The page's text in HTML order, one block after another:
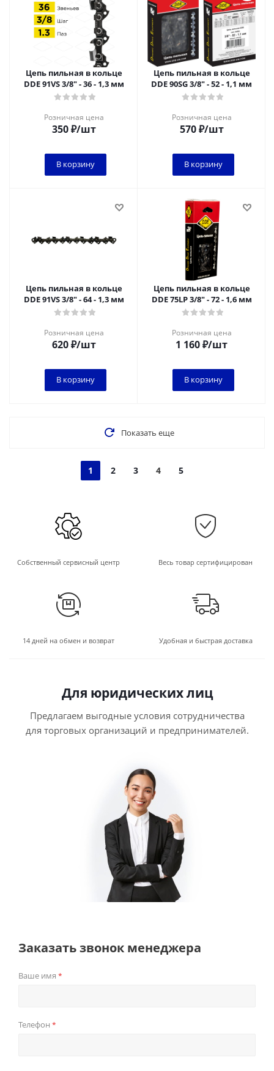
Цепь пильная в кольце
DDE 91VS 3/8" - 36 - 1,3 мм
Розничная цена
350₽/шт
В корзину
Цепь пильная в кольце
DDE 90SG 3/8" - 52 - 1,1 мм
Розничная цена
570₽/шт
В корзину
Цепь пильная в кольце
DDE 91VS 3/8" - 64 - 1,3 мм
Розничная цена
620₽/шт
В корзину
Цепь пильная в кольце
DDE 75LP 3/8" - 72 - 1,6 мм
Розничная цена
1 160₽/шт
В корзину
Показать еще
1 2 3 4 5
Собственный сервисный центр Весь товар сертифицирован
14 дней на обмен и возврат Удобная и быстрая доставка
Для юридических лиц
Предлагаем выгодные условия сотрудничества
для торговых организаций и предпринимателей.
Заказать звонок менеджера
Ваше имя *
Телефон *